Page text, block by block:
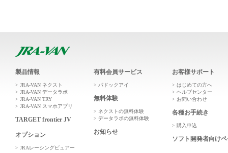
製品情報
JRA-VAN ネクスト
JRA-VAN データラボ
JRA-VAN TRY
JRA-VAN スマホアプリ
TARGET frontier JV
オプション
JRAレーシングビュアー
有料会員サービス
パドックアイ
無料体験
ネクストの無料体験
データラボの無料体験
お知らせ
お客様サポート
はじめての方へ
ヘルプセンター
お問い合わせ
各種お手続き
購入申込
ソフト開発者向け